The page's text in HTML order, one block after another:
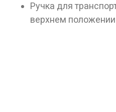
Ручка для
верхнем положении